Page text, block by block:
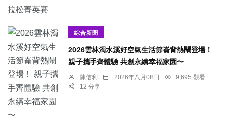
綜合新聞
2026雲林濁水溪好空氣生活節崙背熱鬧登場！
親子攜手齊體驗 共創永續幸福家園〜
陳信利 2026年八月08日
9,695 觀看
12 分享